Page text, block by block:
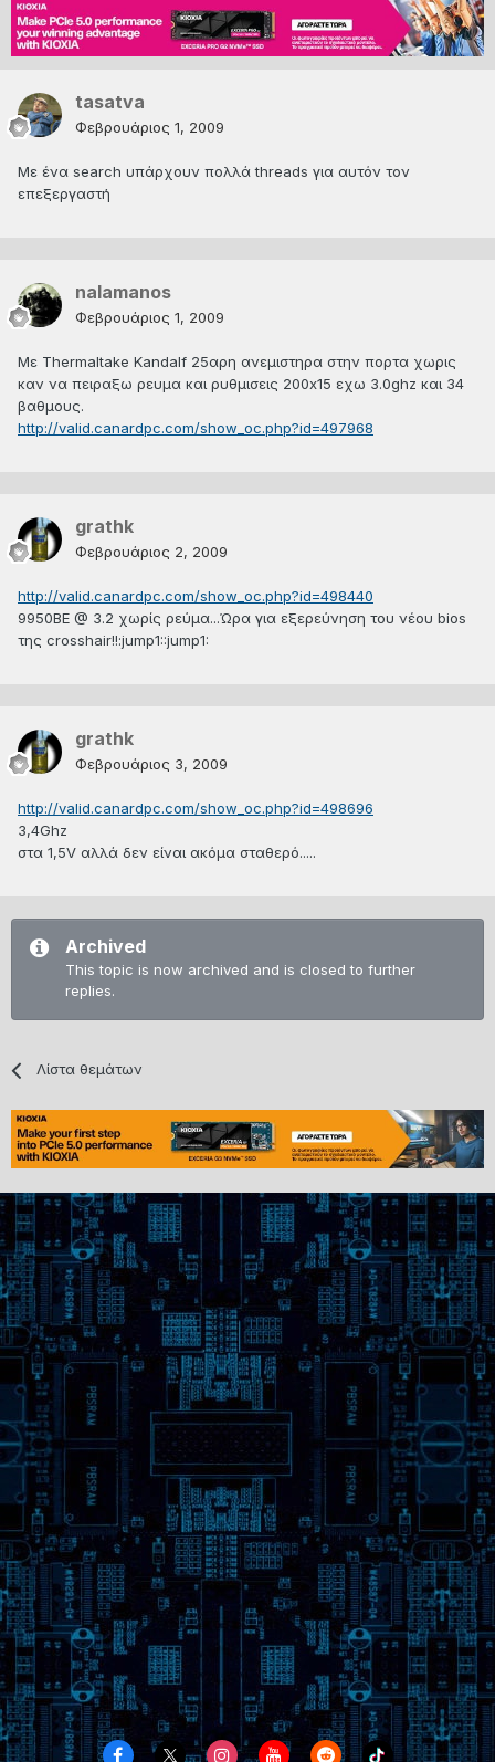
tasatva
Φεβρουάριος 1, 2009
Με ένα search υπάρχουν πολλά threads για αυτόν τον
επεξεργαστή
nalamanos
Φεβρουάριος 1, 2009
Με Thermaltake Kandalf 25αρη ανεμιστηρα στην πορτα χωρις
καν να πειραξω ρευμα και ρυθμισεις 200x15 εχω 3.0ghz και 34
βαθμους.
http://valid.canardpc.com/show_oc.php?id=497968
grathk
Φεβρουάριος 2, 2009
http://valid.canardpc.com/show_oc.php?id=498440
9950BE @ 3.2 χωρίς ρεύμα...Ώρα για εξερεύνηση του νέου bios
της crosshair!!:jump1::jump1:
grathk
Φεβρουάριος 3, 2009
http://valid.canardpc.com/show_oc.php?id=498696
3,4Ghz
στα 1,5V αλλά δεν είναι ακόμα σταθερό.....
Archived
This topic is now archived and is closed to further
replies.
Λίστα θεμάτων